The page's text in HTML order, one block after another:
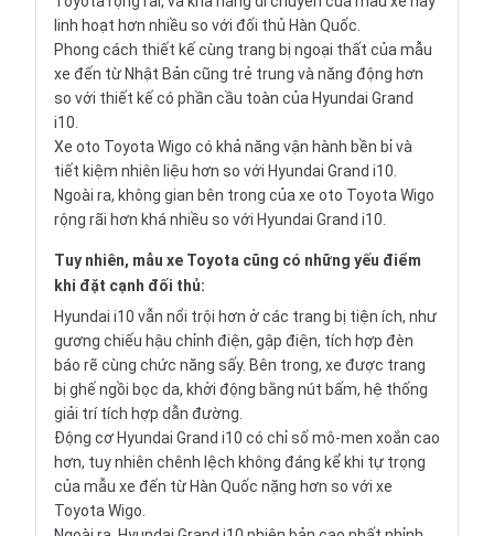
linh hoạt hơn nhiều so với đối thủ Hàn Quốc.
Phong cách thiết kế cùng trang bị ngoại thất của mẫu
xe đến từ Nhật Bản cũng trẻ trung và năng động hơn
so với thiết kế có phần cầu toàn của Hyundai Grand
i10.
Xe oto Toyota Wigo có khả năng vận hành bền bỉ và
tiết kiệm nhiên liệu hơn so với Hyundai Grand i10.
Ngoài ra, không gian bên trong của xe oto Toyota Wigo
rộng rãi hơn khá nhiều so với Hyundai Grand i10.
Tuy nhiên, mẫu xe Toyota cũng có những yếu điểm
khi đặt cạnh đối thủ:
Hyundai i10 vẫn nổi trội hơn ở các trang bị tiện ích, như
gương chiếu hậu chỉnh điện, gập điện, tích hợp đèn
báo rẽ cùng chức năng sấy. Bên trong, xe được trang
bị ghế ngồi bọc da, khởi động bằng nút bấm, hệ thống
giải trí tích hợp dẫn đường.
Động cơ Hyundai Grand i10 có chỉ số mô-men xoắn cao
hơn, tuy nhiên chênh lệch không đáng kể khi tự trọng
của mẫu xe đến từ Hàn Quốc nặng hơn so với xe
Toyota Wigo.